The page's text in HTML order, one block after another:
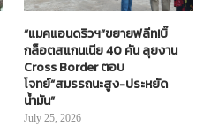
“แมคแอนดริวฯ”ขยายฟลีท!บิ๊
กล็อตสแกนเนีย 40 คัน ลุยงาน
Cross Border ตอบ
โจทย์“สมรรถนะสูง-ประหยัด
น้ำมัน”
July 25, 2026